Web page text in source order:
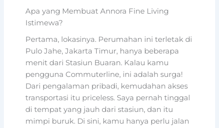
Apa yang Membuat Annora Fine Living
Istimewa?
Pertama, lokasinya. Perumahan ini terletak di
Pulo Jahe, Jakarta Timur, hanya beberapa
menit dari Stasiun Buaran. Kalau kamu
pengguna Commuterline, ini adalah surga!
Dari pengalaman pribadi, kemudahan akses
transportasi itu priceless. Saya pernah tinggal
di tempat yang jauh dari stasiun, dan itu
mimpi buruk. Di sini, kamu hanya perlu jalan